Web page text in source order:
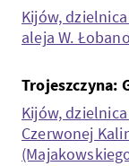
Kijów,
aleja W.
Trojeszczyna:
Kijów,
Czerwonej